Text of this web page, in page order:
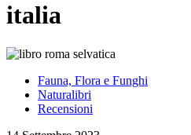
italia
Fauna, Flora e Funghi
Naturalibri
Recensioni